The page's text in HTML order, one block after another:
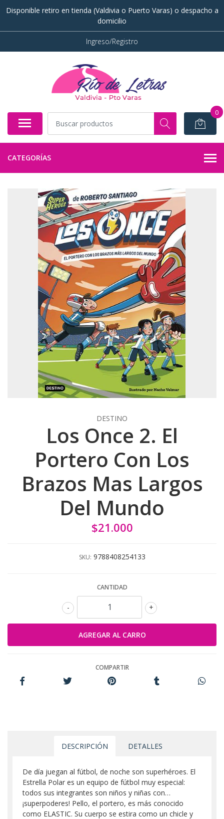
Disponible retiro en tienda (Valdivia o Puerto Varas) o despacho a
domicilio
Ingreso/Registro
0
CATEGORÍAS
DESTINO
Los Once 2. El
Portero Con Los
Brazos Mas Largos
Del Mundo
$21.000
SKU: 9788408254133
CANTIDAD
+
-
COMPARTIR
DESCRIPCIÓN DETALLES
De día juegan al fútbol, de noche son superhéroes. El
Estrella Polar es un equipo de fútbol muy especial:
todos sus integrantes son niños y niñas con…
¡superpoderes! Pello, el portero, es más conocido
como ELASTIC. Su cuerpo se estira como un chicle y